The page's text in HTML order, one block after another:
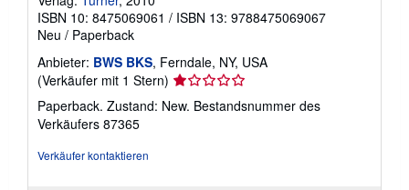
ISBN 10: 8475069061 / ISBN 13: 9788475069067
Neu / Paperback
Anbieter: BWS BKS, Ferndale, NY, USA
(Verkäufer mit 1 Stern) Verkäuferbewertung
von
Paperback. Zustand: New. Bestandsnummer des
Verkäufers 87365
Verkäufer kontaktieren